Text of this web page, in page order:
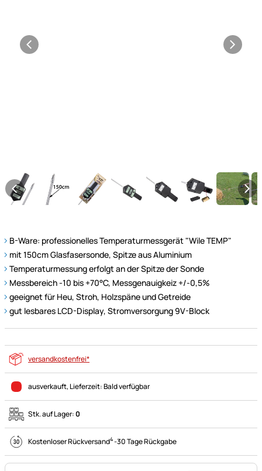
B-Ware: professionelles Temperaturmessgerät "Wile TEMP"
mit 150cm Glasfasersonde, Spitze aus Aluminium
Temperaturmessung erfolgt an der Spitze der Sonde
Messbereich -10 bis +70°C, Messgenauigkeiz +/-0,5%
geeignet für Heu, Stroh, Holzspäne und Getreide
gut lesbares LCD-Display, Stromversorgung 9V-Block
versandkostenfrei*
ausverkauft, Lieferzeit:Bald verfügbar
Stk. auf Lager:0
Kostenloser Rückversand4-30 Tage Rückgabe